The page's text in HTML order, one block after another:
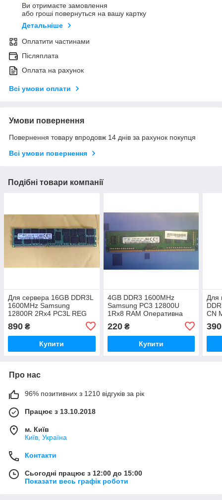
Ви отримаєте замовлення
або гроші повернуться на вашу картку
Детальніше
Оплатити частинами
Післяплата
Оплата на рахунок
Всі умови оплати
Умови повернення
Повернення товару впродовж 14 днів за рахунок покупця
Всі умови повернення
Подібні товари компанії
Для сервера 16GB DDR3L
1600MHz Samsung
12800R 2Rx4 PC3L REG
оперативна пам'ять
M393B2G70QH0-YK0
890 ₴
Купити
4GB DDR3 1600MHz
Samsung PC3 12800U
1Rx8 RAM Оперативна
пам'ять M378B5173DB0
220₴
Купити
Для
CN
390
Про нас
96% позитивних з 1210 відгуків за рік
Працює з 13.10.2018
м. Київ
Київ, Україна
Контакти
Сьогодні працює з 12:00 до 15:00
Показати весь графік роботи